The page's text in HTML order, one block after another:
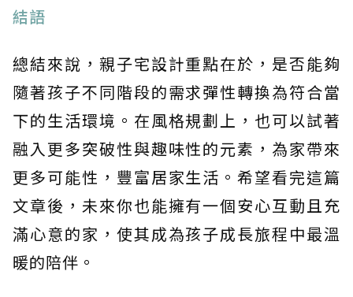
結語
總結來說，親子宅設計重點在於，是否能夠
隨著孩子不同階段的需求彈性轉換為符合當
下的生活環境。在風格規劃上，也可以試著
融入更多突破性與趣味性的元素，為家帶來
更多可能性，豐富居家生活。希望看完這篇
文章後，未來你也能擁有一個安心互動且充
滿心意的家，使其成為孩子成長旅程中最溫
暖的陪伴。